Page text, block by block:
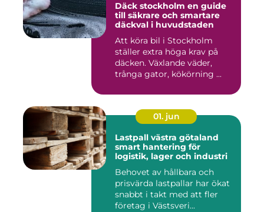
Däck stockholm en guide
till säkrare och smartare
däckval i huvudstaden
Att köra bil i Stockholm
ställer extra höga krav på
däcken. Växlande väder,
trånga gator, kökörning ...
01. jun
Lastpall västra götaland
smart hantering för
logistik, lager och industri
Behovet av hållbara och
prisvärda lastpallar har ökat
snabbt i takt med att fler
företag i Västsveri...